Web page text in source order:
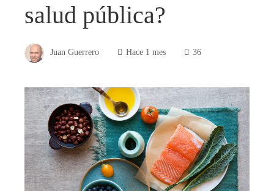
salud pública?
Juan Guerrero Hace 1 mes 36